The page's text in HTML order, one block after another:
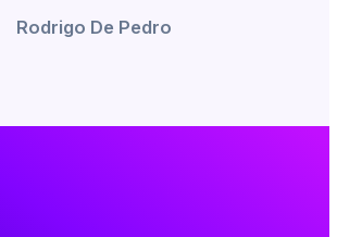
Rodrigo De Pedro